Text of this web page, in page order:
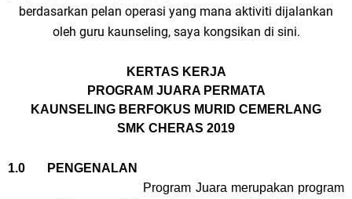
berdasarkan pelan operasi yang mana aktiviti dijalankan
oleh guru kaunseling, saya kongsikan di sini.
KERTAS KERJA
PROGRAM JUARA PERMATA
KAUNSELING BERFOKUS MURID CEMERLANG
SMK CHERAS 2019
1.0 PENGENALAN
Program Juara merupakan program